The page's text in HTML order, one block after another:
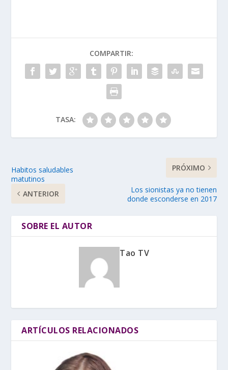
COMPARTIR:
TASA:
Habitos saludables
matutinos
ANTERIOR
PRÓXIMO
Los sionistas ya no tienen
donde esconderse en 2017
SOBRE EL AUTOR
Tao TV
ARTÍCULOS RELACIONADOS